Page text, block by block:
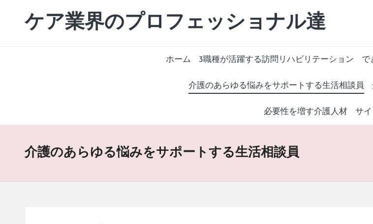
ケア業界のプロフェッショナル達
超
る
ホーム 3職種が活躍する訪問リハビリテーション で
介護のあらゆる悩みをサポートする生活相談員
必要性を増す介護人材 サ
介護のあらゆる悩みをサポートする生活相談員